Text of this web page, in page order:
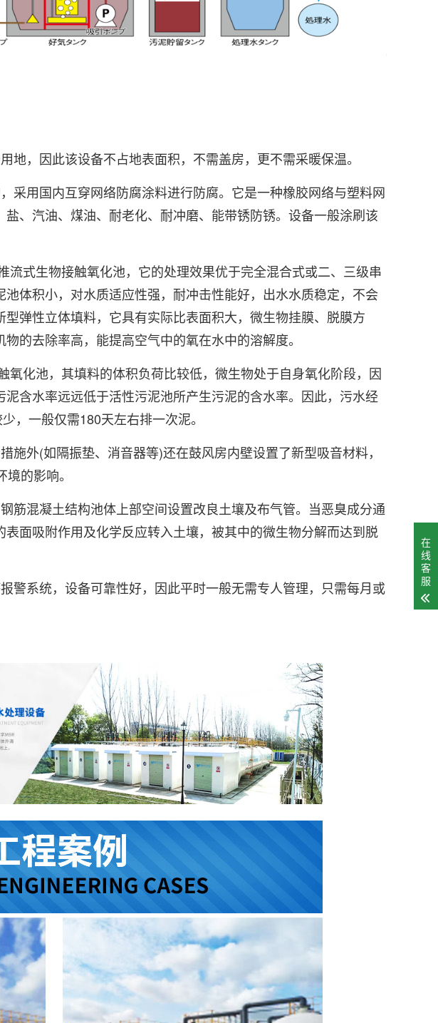
，因此该设备不占地表面积，不需盖房，更不需采暖保温。
用国内互穿网络防腐涂料进行防腐。它是一种橡胶网络与塑料网
、汽油、煤油、耐老化、耐冲磨、能带锈防锈。设备一般涂刷该
式生物接触氧化池，它的处理效果优于完全混合式或二、三级串
体积小，对水质适应性强，耐冲击性能好，出水水质稳定，不会
弹性立体填料，它具有实际比表面积大，微生物挂膜、脱膜方
的去除率高，能提高空气中的氧在水中的溶解度。
化池，其填料的体积负荷比较低，微生物处于自身氧化阶段，因
含水率远远低于活性污泥池所产生污泥的含水率。因此，污水经
，一般仅需180天左右排一次泥。
外(如隔振垫、消音器等)还在鼓风房内壁设置了新型吸音材料，
的影响。
混凝土结构池体上部空间设置改良土壤及布气管。当恶臭成分通
面吸附作用及化学反应转入土壤，被其中的微生物分解而达到脱
系统，设备可靠性好，因此平时一般无需专人管理，只需每月或
在
线
客
服